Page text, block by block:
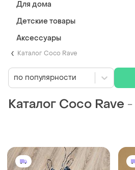
Каталог Coco Rave
Каталог Coco Rave -
по популярности
Для дома
Детские товары
Аксессуары